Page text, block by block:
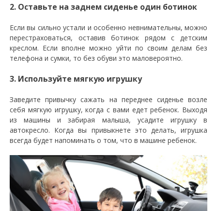
2. Оставьте на заднем сиденье один ботинок
Если вы сильно устали и особенно невнимательны, можно
перестраховаться, оставив ботинок рядом с детским
креслом. Если вполне можно уйти по своим делам без
телефона и сумки, то без обуви это маловероятно.
3. Используйте мягкую игрушку
Заведите привычку сажать на переднее сиденье возле
себя мягкую игрушку, когда с вами едет ребенок. Выходя
из машины и забирая малыша, усадите игрушку в
автокресло. Когда вы привыкнете это делать, игрушка
всегда будет напоминать о том, что в машине ребенок.